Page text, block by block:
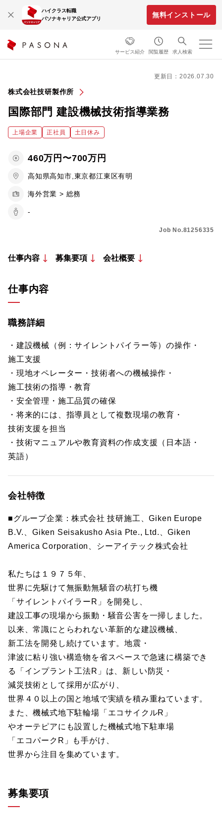
ハイクラス転職
パソナキャリア公式アプリ
無料インストール
サービス紹介 閲覧履歴 求人検索
更新日：2026.07.30
株式会社技研製作所
国際部門 建設機械技術指導業務
上場企業 正社員 土日休み
460万円〜700万円
高知県高知市,東京都江東区有明
海外営業 > 総務
-
Job No.81256335
仕事内容 募集要項 会社概要
仕事内容
職務詳細
・建設機械（例：サイレントパイラー等）の操作・
施工支援
・現地オペレーター・技術者への機械操作・
施工技術の指導・教育
・安全管理・施工品質の確保
・将来的には、指導員として複数現場の教育・
技術支援を担当
・技術マニュアルや教育資料の作成支援（日本語・
英語）
会社特徴
■グループ企業：株式会社 技研施工、Giken Europe
B.V.、Giken Seisakusho Asia Pte., Ltd.、Giken
America Corporation、シーアイテック株式会社
私たちは１９７５年、
世界に先駆けて無振動無騒音の杭打ち機
「サイレントパイラーR」を開発し、
建設工事の現場から振動・騒音公害を一掃しました。
以来、常識にとらわれない革新的な建設機械、
新工法を開発し続けています。地震・
津波に粘り強い構造物を省スペースで急速に構築でき
る「インプラント工法R」は、新しい防災・
減災技術として採用が広がり、
世界４０以上の国と地域で実績を積み重ねています。
また、機械式地下駐輪場「エコサイクルR」
やオーテピアにも設置した機械式地下駐車場
「エコパークR」も手がけ、
世界から注目を集めています。
募集要項